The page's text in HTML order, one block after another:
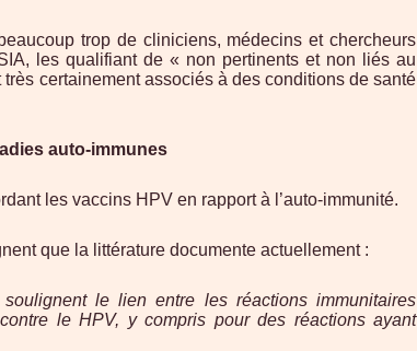
trop de cliniciens, médecins et chercheurs
les qualifiant de « non pertinents et non liés au
très certainement associés à des conditions de santé
auto-immunes
les vaccins HPV en rapport à l’auto-immunité.
que la littérature documente actuellement :
le lien entre les réactions immunitaires
le HPV, y compris pour des réactions ayant